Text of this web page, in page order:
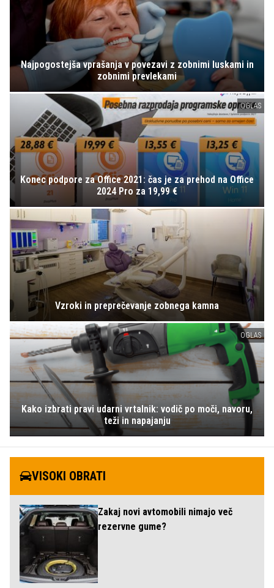
Najpogostejša vprašanja v povezavi z zobnimi luskami in
zobnimi prevlekami
OGLAS
Konec podpore za Office 2021: čas je za prehod na Office
2024 Pro za 19,99 €
Vzroki in preprečevanje zobnega kamna
OGLAS
Kako izbrati pravi udarni vrtalnik: vodič po moči, navoru,
teži in napajanju
VISOKI OBRATI
Zakaj novi avtomobili nimajo več
rezervne gume?